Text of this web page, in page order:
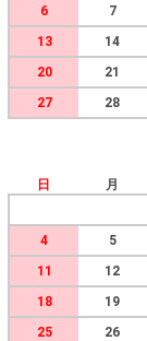
6
7
13
14
20
21
27
28
日 月
4
5
11
12
18
19
25
26